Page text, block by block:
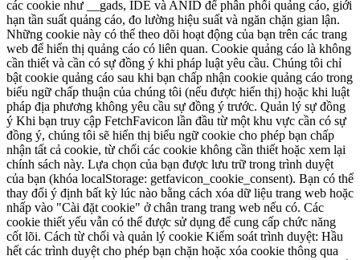
các cookie như __gads, IDE và ANID để phân phối quảng cáo, giới
hạn tần suất quảng cáo, đo lường hiệu suất và ngăn chặn gian lận.
Những cookie này có thể theo dõi hoạt động của bạn trên các trang
web để hiển thị quảng cáo có liên quan. Cookie quảng cáo là không
cần thiết và cần có sự đồng ý khi pháp luật yêu cầu. Chúng tôi chỉ
bật cookie quảng cáo sau khi bạn chấp nhận cookie quảng cáo trong
biểu ngữ chấp thuận của chúng tôi (nếu được hiển thị) hoặc khi luật
pháp địa phương không yêu cầu sự đồng ý trước. Quản lý sự đồng
ý Khi bạn truy cập FetchFavicon lần đầu từ một khu vực cần có sự
đồng ý, chúng tôi sẽ hiển thị biểu ngữ cookie cho phép bạn chấp
nhận tất cả cookie, từ chối các cookie không cần thiết hoặc xem lại
chính sách này. Lựa chọn của bạn được lưu trữ trong trình duyệt
của bạn (khóa localStorage: getfavicon_cookie_consent). Bạn có thể
thay đổi ý định bất kỳ lúc nào bằng cách xóa dữ liệu trang web hoặc
nhấp vào "Cài đặt cookie" ở chân trang trang web nếu có. Các
cookie thiết yếu vẫn có thể được sử dụng để cung cấp chức năng
cốt lõi. Cách từ chối và quản lý cookie Kiểm soát trình duyệt: Hầu
hết các trình duyệt cho phép bạn chặn hoặc xóa cookie thông qua